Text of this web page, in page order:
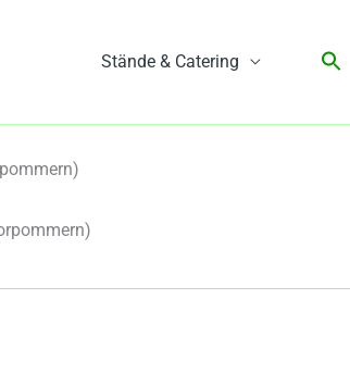
Stände & Catering